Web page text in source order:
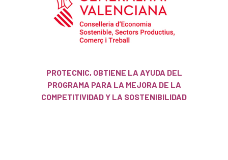
PROTECNIC, OBTIENE LA AYUDA DEL
PROGRAMA PARA LA MEJORA DE LA
COMPETITIVIDAD Y LA SOSTENIBILIDAD